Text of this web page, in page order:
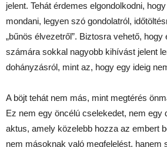
jelent. Tehát érdemes elgondolkodni,
mondani, legyen szó gondolatról,
„bűnös élvezetről”. Biztosra vehető,
számára sokkal nagyobb kihívást jelent
dohányzásról, mint az, hogy egy ideig
A böjt tehát nem más, mint megtérés
Ez nem egy öncélú cselekedet, nem egy
aktus, amely közelebb hozza az embert
nem másoknak való megfelelést, hanem